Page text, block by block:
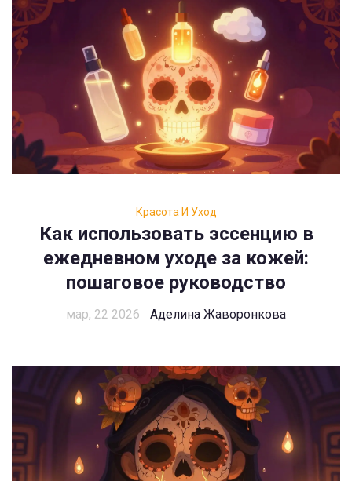
Красота И Уход
Как использовать эссенцию в
ежедневном уходе за кожей:
пошаговое руководство
мар, 22 2026 Аделина Жаворонкова